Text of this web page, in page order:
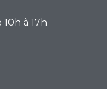
à 17h